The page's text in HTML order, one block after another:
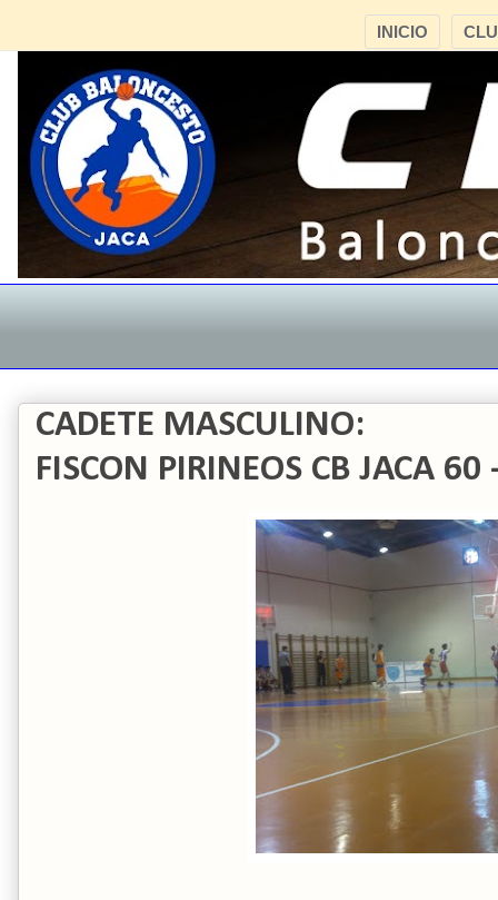
INICIO
CADETE MASCULINO:
FISCON PIRINEOS CB JACA